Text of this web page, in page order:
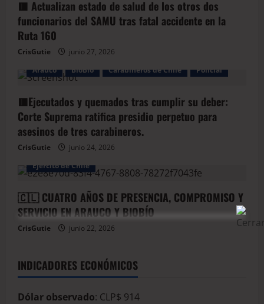
🟥 Actualizan estado de salud de los otros dos
funcionarios del SAMU tras fatal accidente en la
Ruta 160
CrisGutie
junio 27, 2026
Arauco
BioBio Carabineros de Chile Policial
🟥Ejecutados y quemados tras cumplir su deber:
Corte Suprema ratifica presidio perpetuo para
asesinos de tres carabineros.
CrisGutie junio 24, 2026
Arauco Armada de Chile
Ejercito de Chile
🇨🇱 CUATRO AÑOS DE PRESENCIA, COMPROMISO Y
SERVICIO EN ARAUCO Y BIOBÍO
CrisGutie junio 22, 2026
INDICADORES ECONÓMICOS
Dólar observado: CLP$ 914